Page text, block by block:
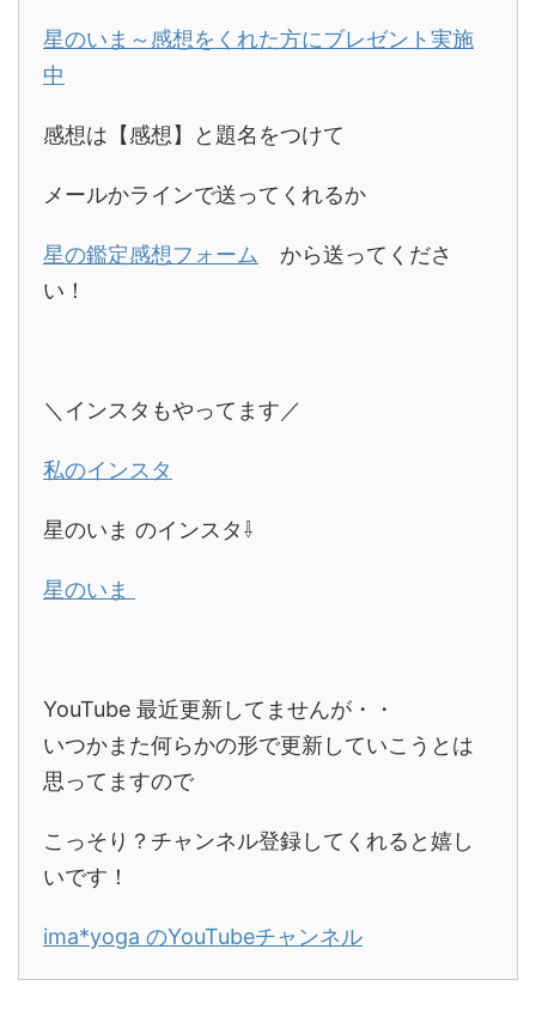
星のいま～感想をくれた方にブレゼント実施
中
感想は【感想】と題名をつけて
メールかラインで送ってくれるか
星の鑑定感想フォーム から送ってくださ
い！
＼インスタもやってます／
私のインスタ
星のいま のインスタ⇩
星のいま
YouTube 最近更新してませんが・・
いつかまた何らかの形で更新していこうとは
思ってますので
こっそり？チャンネル登録してくれると嬉し
いです！
ima*yoga のYouTubeチャンネル